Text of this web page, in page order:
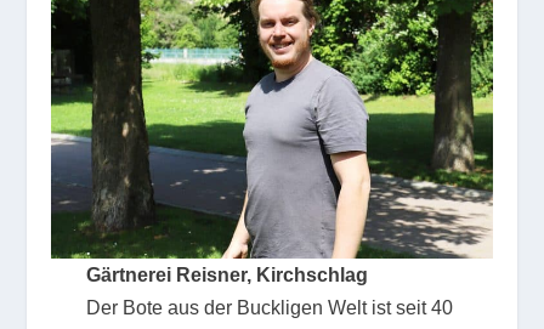
Gärtnerei Reisner, Kirchschlag
Der Bote aus der Buckligen Welt ist seit 40